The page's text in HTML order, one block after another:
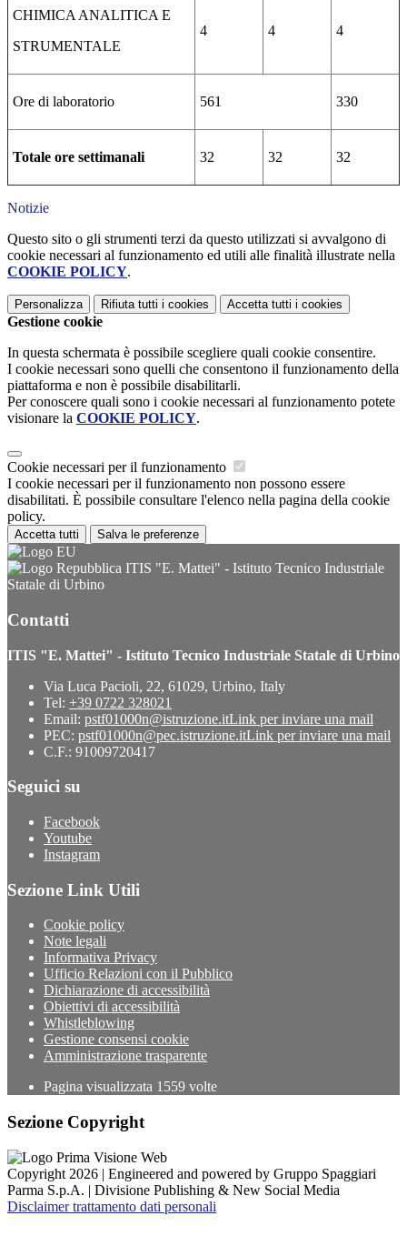
CHIMICA ANALITICA E
STRUMENTALE
4 4 4
Ore di laboratorio 561 330
Totale ore settimanali 32 32 32
Notizie
Questo sito o gli strumenti terzi da questo utilizzati si avvalgono di
cookie necessari al funzionamento ed utili alle finalità illustrate nella
COOKIE POLICY.
Personalizza Rifiuta tutti i cookies Accetta tutti i cookies
Gestione cookie
In questa schermata è possibile scegliere quali cookie consentire.
I cookie necessari sono quelli che consentono il funzionamento della
piattaforma e non è possibile disabilitarli.
Per conoscere quali sono i cookie necessari al funzionamento potete
visionare la COOKIE POLICY.
Cookie necessari per il funzionamento
I cookie necessari per il funzionamento non possono essere
disabilitati. È possibile consultare l'elenco nella pagina della cookie
policy.
Accetta tutti Salva le preferenze
ITIS "E. Mattei" - Istituto Tecnico Industriale
Statale di Urbino
Contatti
ITIS "E. Mattei" - Istituto Tecnico Industriale Statale di Urbino
Via Luca Pacioli, 22, 61029, Urbino, Italy
Tel: +39 0722 328021
Email: pstf01000n@istruzione.itLink per inviare una mail
PEC: pstf01000n@pec.istruzione.itLink per inviare una mail
C.F.: 91009720417
Seguici su
Facebook
Youtube
Instagram
Sezione Link Utili
Cookie policy
Note legali
Informativa Privacy
Ufficio Relazioni con il Pubblico
Dichiarazione di accessibilità
Obiettivi di accessibilità
Whistleblowing
Gestione consensi cookie
Amministrazione trasparente
Pagina visualizzata 1559 volte
Sezione Copyright
Copyright 2026 | Engineered and powered by Gruppo Spaggiari
Parma S.p.A. | Divisione Publishing & New Social Media
Disclaimer trattamento dati personali